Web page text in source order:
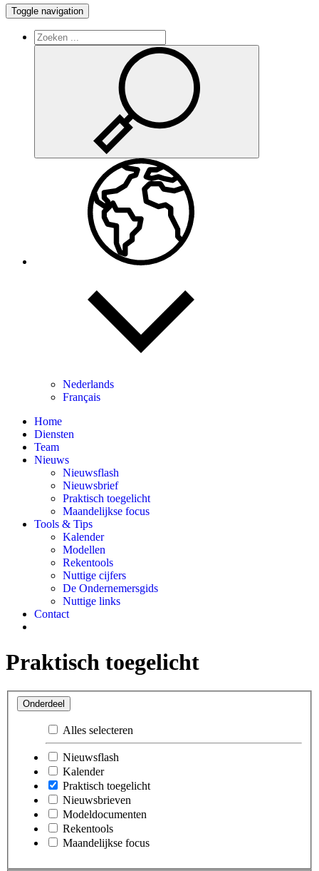
Toggle navigation
Nederlands
Français
Home
Diensten
Team
Nieuws
Nieuwsflash
Nieuwsbrief
Praktisch toegelicht
Maandelijkse focus
Tools & Tips
Kalender
Modellen
Rekentools
Nuttige cijfers
De Ondernemersgids
Nuttige links
Contact
Praktisch toegelicht
Onderdeel
Alles selecteren
Nieuwsflash
Kalender
Praktisch toegelicht
Nieuwsbrieven
Modeldocumenten
Rekentools
Maandelijkse focus